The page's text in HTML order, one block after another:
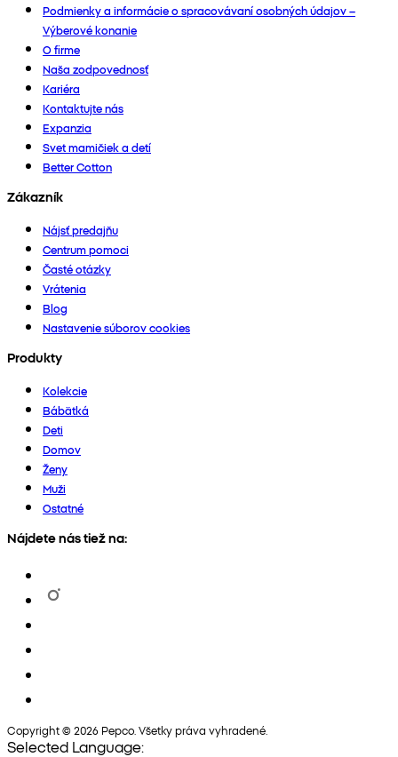
Podmienky a informácie o spracovávaní osobných údajov –
Výberové konanie
O firme
Naša zodpovednosť
Kariéra
Kontaktujte nás
Expanzia
Svet mamičiek a detí
Better Cotton
Zákazník
Nájsť predajňu
Centrum pomoci
Časté otázky
Vrátenia
Blog
Nastavenie súborov cookies
Produkty
Kolekcie
Bábätká
Deti
Domov
Ženy
Muži
Ostatné
Nájdete nás tiež na:
Copyright © 2026 Pepco. Všetky práva vyhradené.
Selected Language: